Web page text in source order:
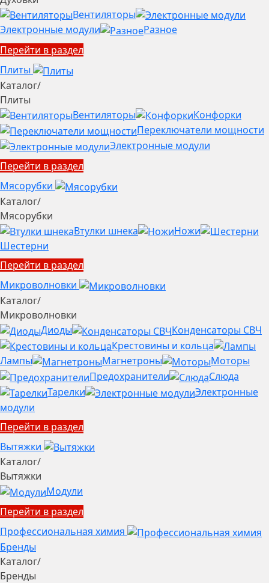
Вентиляторы
Электронные модули
Разное
Перейти в раздел
Плиты
Каталог/
Плиты
Вентиляторы
Конфорки
Переключатели мощности
Электронные модули
Перейти в раздел
Мясорубки
Каталог/
Мясорубки
Втулки шнека
Ножи
Шестерни
Перейти в раздел
Микроволновки
Каталог/
Микроволновки
Диоды
Конденсаторы СВЧ
Крестовины и кольца
Лампы
Магнетроны
Моторы
Предохранители
Слюда
Тарелки
Электронные
модули
Перейти в раздел
Вытяжки
Каталог/
Вытяжки
Модули
Перейти в раздел
Профессиональная химия
Бренды
Каталог/
Бренды